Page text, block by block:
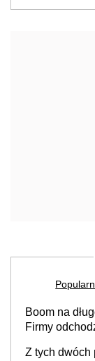
Boom na
Firmy
Z tych dwóch